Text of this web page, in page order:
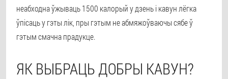
неабходна ўжываць 1500 калорый у дзень і кавун лёгка
ўпісаць у гэты лік, пры гэтым не абмяжоўваючы сябе ў
гэтым смачна прадукце.
ЯК ВЫБРАЦЬ ДОБРЫ КАВУН?